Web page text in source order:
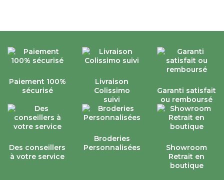
Paiement 100%
sécurisé
Livraison
Colissimo
suivi
Garanti satisfait
ou remboursé
Des conseillers
à votre service
Broderies
Personnalisées
Showroom
Retrait en
boutique